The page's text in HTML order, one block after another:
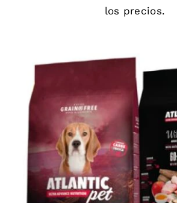
los precios.
DETAILS